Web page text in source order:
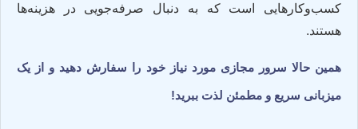
کسب‌وکارهایی است که به دنبال صرفه‌جویی در هزینه‌ها
هستند.
همین حالا سرور مجازی مورد نیاز خود را سفارش دهید و از یک
میزبانی سریع و مطمئن لذت ببرید!